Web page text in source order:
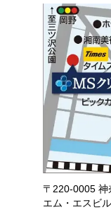
〒220-0005 神
エム・エスビ